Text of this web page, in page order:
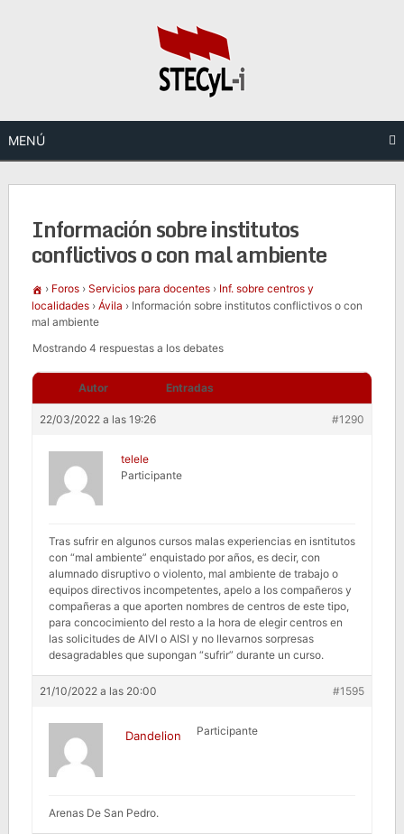
MENÚ
Información sobre institutos
conflictivos o con mal ambiente
› Foros › Servicios para docentes › Inf. sobre centros y
localidades › Ávila › Información sobre institutos conflictivos o con
mal ambiente
Mostrando 4 respuestas a los debates
Autor Entradas
22/03/2022 a las 19:26 #1290
telele
Participante
Tras sufrir en algunos cursos malas experiencias en isntitutos
con “mal ambiente” enquistado por años, es decir, con
alumnado disruptivo o violento, mal ambiente de trabajo o
equipos directivos incompetentes, apelo a los compañeros y
compañeras a que aporten nombres de centros de este tipo,
para concocimiento del resto a la hora de elegir centros en
las solicitudes de AIVI o AISI y no llevarnos sorpresas
desagradables que supongan “sufrir” durante un curso.
21/10/2022 a las 20:00 #1595
Dandelion Participante
Arenas De San Pedro.